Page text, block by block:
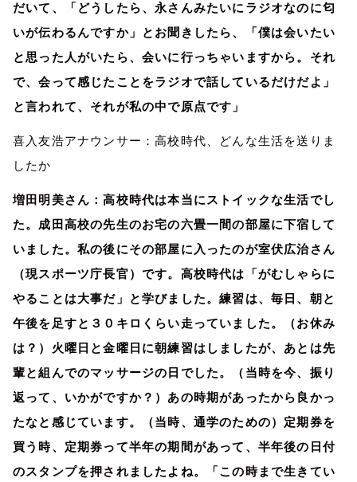
だいて、「どうしたら、永さんみたいにラジオなのに匂
いが伝わるんですか」とお聞きしたら、「僕は会いたい
と思った人がいたら、会いに行っちゃいますから。それ
で、会って感じたことをラジオで話しているだけだよ」
と言われて、それが私の中で原点です」
喜入友浩アナウンサー：高校時代、どんな生活を送りま
したか
増田明美さん：高校時代は本当にストイックな生活でし
た。成田高校の先生のお宅の六畳一間の部屋に下宿して
いました。私の後にその部屋に入ったのが室伏広治さん
（現スポーツ庁長官）です。高校時代は「がむしゃらに
やることは大事だ」と学びました。練習は、毎日、朝と
午後を足すと３０キロくらい走っていました。（お休み
は？）火曜日と金曜日に朝練習はしましたが、あとは先
輩と組んでのマッサージの日でした。（当時を今、振り
返って、いかがですか？）あの時期があったから良かっ
たなと感じています。（当時、通学のための）定期券を
買う時、定期券って半年の期間があって、半年後の日付
のスタンプを押されましたよね。「この時まで生きてい